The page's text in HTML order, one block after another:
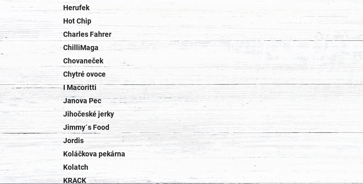
Herufek
Hot Chip
Charles Fahrer
ChilliMaga
Chovaneček
Chytré ovoce
I Macoritti
Janova Pec
Jihočeské jerky
Jimmy´s Food
Jordis
Koláčkova pekárna
Kolatch
KRACK